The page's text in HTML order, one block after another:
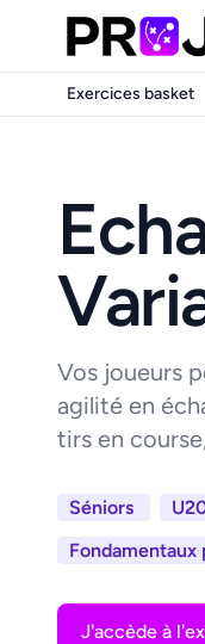
Exercices basket
Vos joueurs
agilité en
tirs en
Séniors
J'accède à